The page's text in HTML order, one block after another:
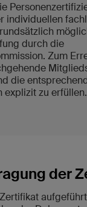
individuellen
durch die
Zum
die
explizit zu erfüllen.
der